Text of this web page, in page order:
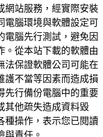
網站服務，經實際安裝
電腦環境與軟體設定可
電腦先行測試，避免因
。從本站下載的軟體由
法保證軟體公司可能在
護不當等因素而造成損
先行備份電腦中的重要
其他疏失造成資料毀
種操作，表示您已閱讀
與責任。